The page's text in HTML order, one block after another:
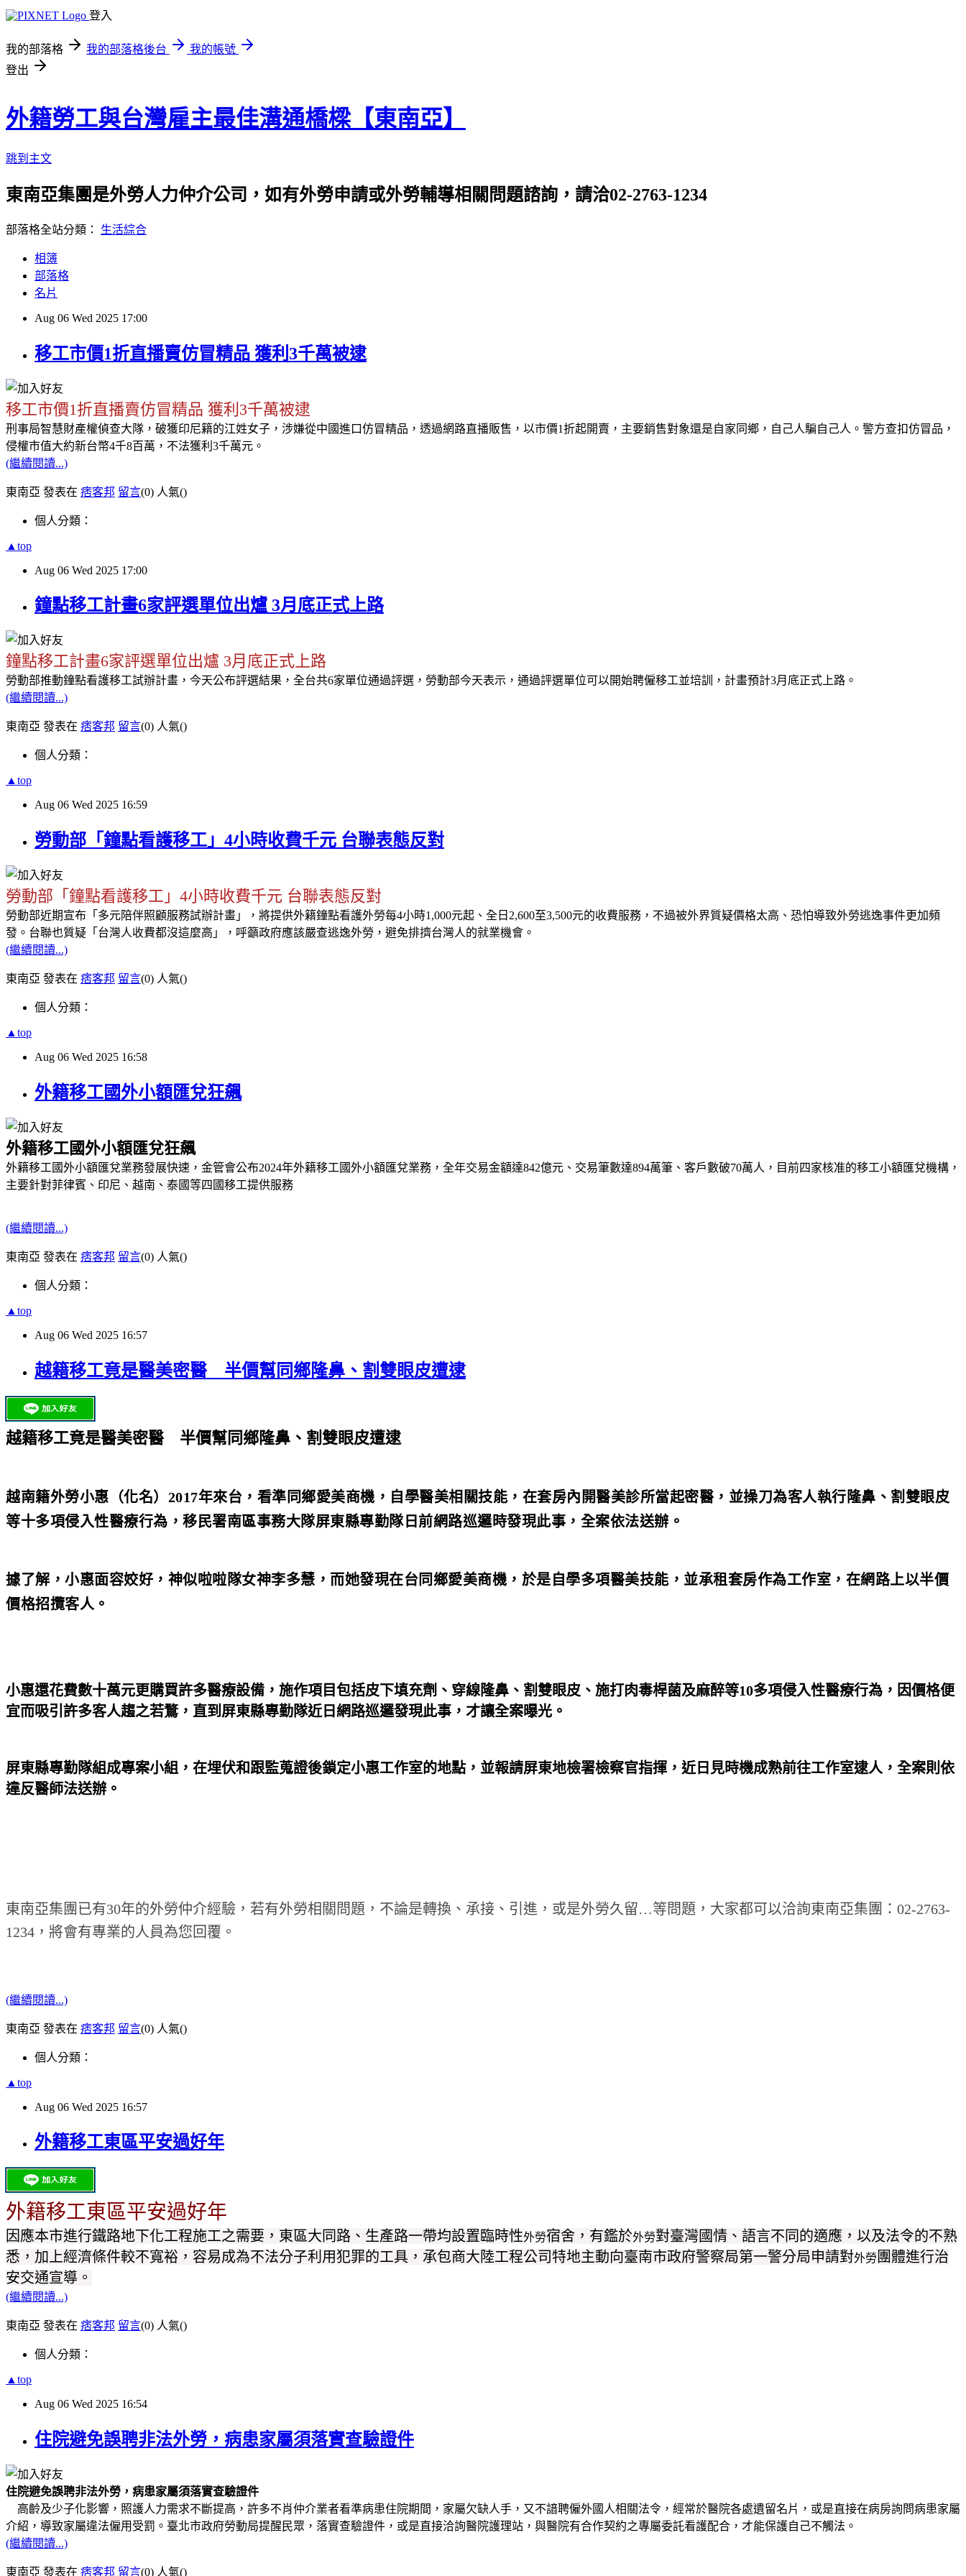
登入
我的部落格 我的部落格後台
我的帳號
登出
外籍勞工與台灣雇主最佳溝通橋樑【東南亞】
跳到主文
東南亞集團是外勞人力仲介公司，如有外勞申請或外勞輔導相關問題諮詢，請洽02-2763-1234
部落格全站分類： 生活綜合
相簿
部落格
名片
Aug 06 Wed 2025 17:00
移工市價1折直播賣仿冒精品 獲利3千萬被逮
移工市價1折直播賣仿冒精品 獲利3千萬被逮
刑事局智慧財產權偵查大隊，破獲印尼籍的江姓女子，涉嫌從中國進口仿冒精品，透過網路直播販售，以市價1折起開賣，主要銷售對象還是自家同鄉，自己人騙自己人。警方查扣仿冒品，
侵權市值大約新台幣4千8百萬，不法獲利3千萬元。
(繼續閱讀...)
東南亞 發表在 痞客邦 留言(0) 人氣()
個人分類：
▲top
Aug 06 Wed 2025 17:00
鐘點移工計畫6家評選單位出爐 3月底正式上路
鐘點移工計畫6家評選單位出爐 3月底正式上路
勞動部推動鐘點看護移工試辦計畫，今天公布評選結果，全台共6家單位通過評選，勞動部今天表示，通過評選單位可以開始聘僱移工並培訓，計畫預計3月底正式上路。
(繼續閱讀...)
東南亞 發表在 痞客邦 留言(0) 人氣()
個人分類：
▲top
Aug 06 Wed 2025 16:59
勞動部「鐘點看護移工」4小時收費千元 台聯表態反對
勞動部「鐘點看護移工」4小時收費千元 台聯表態反對
勞動部近期宣布「多元陪伴照顧服務試辦計畫」，將提供外籍鐘點看護外勞每4小時1,000元起、全日2,600至3,500元的收費服務，不過被外界質疑價格太高、恐怕導致外勞逃逸事件更加頻
發。台聯也質疑「台灣人收費都沒這麼高」，呼籲政府應該嚴查逃逸外勞，避免排擠台灣人的就業機會。
(繼續閱讀...)
東南亞 發表在 痞客邦 留言(0) 人氣()
個人分類：
▲top
Aug 06 Wed 2025 16:58
外籍移工國外小額匯兌狂飆
外籍移工國外小額匯兌狂飆
外籍移工國外小額匯兌業務發展快速，金管會公布2024年外籍移工國外小額匯兌業務，全年交易金額達842億元、交易筆數達894萬筆、客戶數破70萬人，目前四家核准的移工小額匯兌機構，
主要針對菲律賓、印尼、越南、泰國等四國移工提供服務
(繼續閱讀...)
東南亞 發表在 痞客邦 留言(0) 人氣()
個人分類：
▲top
Aug 06 Wed 2025 16:57
越籍移工竟是醫美密醫 半價幫同鄉隆鼻、割雙眼皮遭逮
越籍移工竟是醫美密醫 半價幫同鄉隆鼻、割雙眼皮遭逮
越南籍外勞小惠（化名）2017年來台，看準同鄉愛美商機，自學醫美相關技能，在套房內開醫美診所當起密醫，並操刀為客人執行隆鼻、割雙眼皮
等十多項侵入性醫療行為，移民署南區事務大隊屏東縣專勤隊日前網路巡邏時發現此事，全案依法送辦。
據了解，小惠面容姣好，神似啦啦隊女神李多慧，而她發現在台同鄉愛美商機，於是自學多項醫美技能，並承租套房作為工作室，在網路上以半價
價格招攬客人。
小惠還花費數十萬元更購買許多醫療設備，施作項目包括皮下填充劑、穿線隆鼻、割雙眼皮、施打肉毒桿菌及麻醉等10多項侵入性醫療行為，因價格便
宜而吸引許多客人趨之若鶩，直到屏東縣專勤隊近日網路巡邏發現此事，才讓全案曝光。
屏東縣專勤隊組成專案小組，在埋伏和跟監蒐證後鎖定小惠工作室的地點，並報請屏東地檢署檢察官指揮，近日見時機成熟前往工作室逮人，全案則依
違反醫師法送辦。
Link
東南亞集團已有30年的外勞仲介經驗，若有外勞相關問題，不論是轉換、承接、引進，或是外勞久留…等問題，大家都可以洽詢東南亞集團：02-2763-
1234，將會有專業的人員為您回覆。
(繼續閱讀...)
東南亞 發表在 痞客邦 留言(0) 人氣()
個人分類：
▲top
Aug 06 Wed 2025 16:57
外籍移工東區平安過好年
外籍移工東區平安過好年
因應本市進行鐵路地下化工程施工之需要，東區大同路、生產路一帶均設置臨時性外勞宿舍，有鑑於外勞對臺灣國情、語言不同的適應，以及法令的不熟
悉，加上經濟條件較不寬裕，容易成為不法分子利用犯罪的工具，承包商大陸工程公司特地主動向臺南市政府警察局第一警分局申請對外勞 團體進行治
安交通宣導。
(繼續閱讀...)
東南亞 發表在 痞客邦 留言(0) 人氣()
個人分類：
▲top
Aug 06 Wed 2025 16:54
住院避免誤聘非法外勞，病患家屬須落實查驗證件
住院避免誤聘非法外勞，病患家屬須落實查驗證件
高齡及少子化影響，照護人力需求不斷提高，許多不肖仲介業者看準病患住院期間，家屬欠缺人手，又不諳聘僱外國人相關法令，經常於醫院各處遺留名片，或是直接在病房詢問病患家屬
介紹，導致家屬違法僱用受罰。臺北市政府勞動局提醒民眾，落實查驗證件，或是直接洽詢醫院護理站，與醫院有合作契約之專屬委託看護配合，才能保護自己不觸法。
(繼續閱讀...)
東南亞 發表在 痞客邦 留言(0) 人氣()